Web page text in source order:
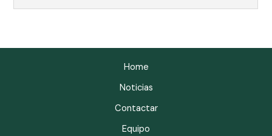
Home
Noticias
Contactar
Equipo